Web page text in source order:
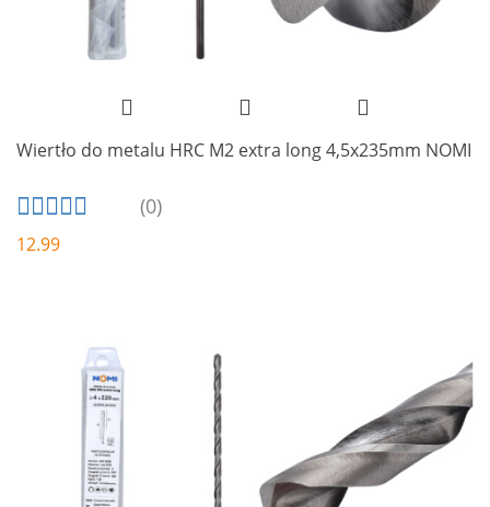
Wiertło do metalu HRC M2 extra long 4,5x235mm NOMI
(0)
12.99